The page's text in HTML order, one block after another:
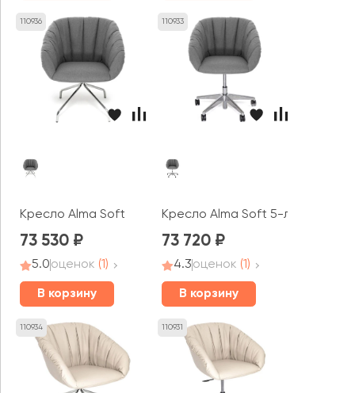
110936
Кресло Alma Soft
73 530
5.0оценок (1)
В корзину
110933
Кресло Alma Soft 5-луч
73 720
4.3оценок (1)
В корзину
110934 110931